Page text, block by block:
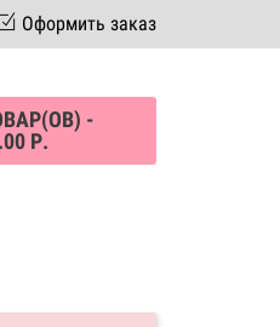
Оформить заказ
-
Р.